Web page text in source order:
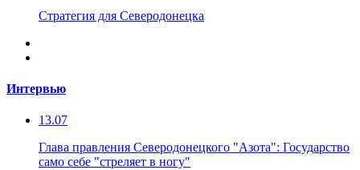
Стратегия для Северодонецка
Интервью
13.07
Глава правления Северодонецкого "Азота": Государство
само себе "стреляет в ногу"